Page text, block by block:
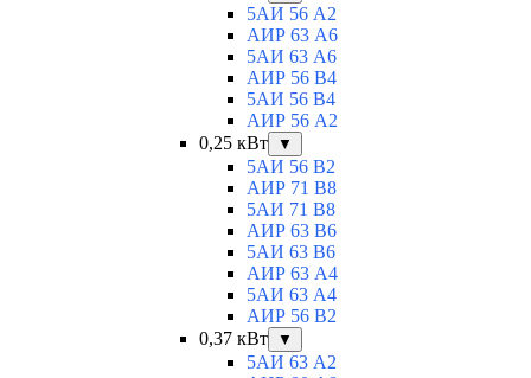
5АИ 56 A2
АИР 63 А6
5АИ 63 A6
АИР 56 В4
5АИ 56 В4
АИР 56 А2
0,25 кВт
▼
5АИ 56 B2
АИР 71 В8
5АИ 71 B8
АИР 63 B6
5АИ 63 B6
АИР 63 А4
5АИ 63 A4
АИР 56 В2
0,37 кВт
▼
5АИ 63 A2